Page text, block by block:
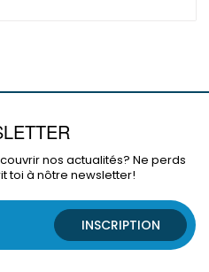
nos actualités? Ne perds
toi à nôtre newsletter!
INSCRIPTION